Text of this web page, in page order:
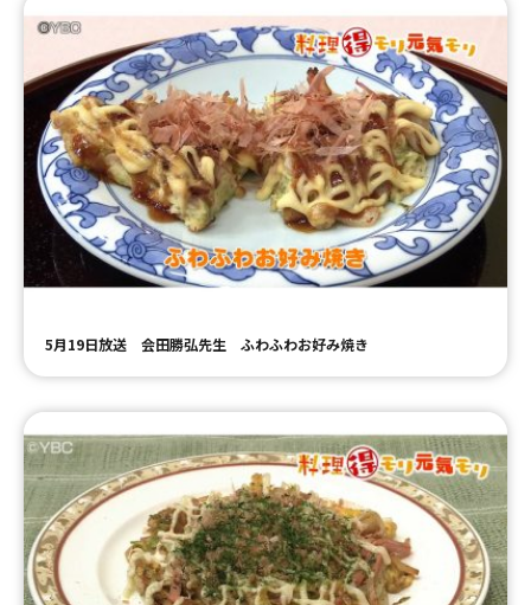
アナウンサー
Announcer
イベント
Event
試写会・プレゼント
Present
ＹＢＣオンデマンド
5月19日放送 会田勝弘先生 ふわふわお好み焼き